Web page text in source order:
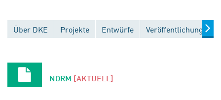
Über DKE Projekte Entwürfe Veröffentlichungen
NORM [AKTUELL]